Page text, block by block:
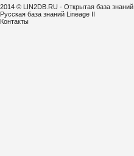
2014 © LIN2DB.RU - Открытая база знаний
Русская база знаний Lineage II
Контакты